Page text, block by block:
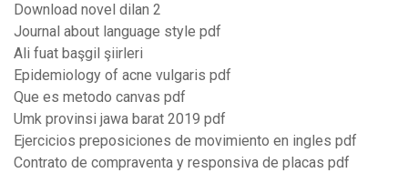
Download novel dilan 2
Journal about language style pdf
Ali fuat başgil şiirleri
Epidemiology of acne vulgaris pdf
Que es metodo canvas pdf
Umk provinsi jawa barat 2019 pdf
Ejercicios preposiciones de movimiento en ingles pdf
Contrato de compraventa y responsiva de placas pdf